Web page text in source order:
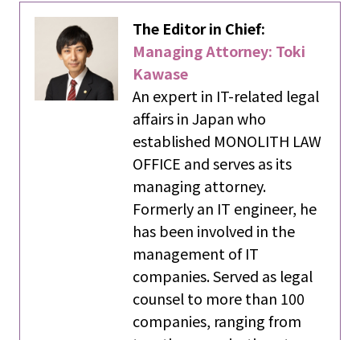
The Editor in Chief:
Managing Attorney: Toki
Kawase
An expert in IT-related legal
affairs in Japan who
established MONOLITH LAW
OFFICE and serves as its
managing attorney.
Formerly an IT engineer, he
has been involved in the
management of IT
companies. Served as legal
counsel to more than 100
companies, ranging from